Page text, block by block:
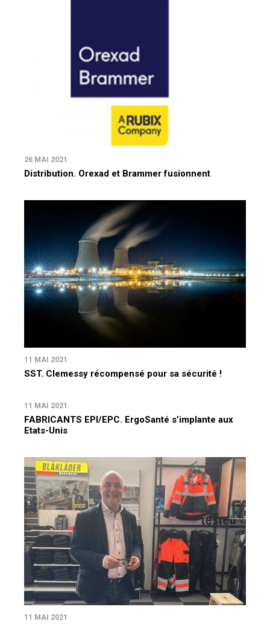
26 MAI 2021
Distribution. Orexad et Brammer fusionnent
11 MAI 2021
SST. Clemessy récompensé pour sa sécurité !
11 MAI 2021
FABRICANTS EPI/EPC. ErgoSanté s’implante aux
Etats-Unis
11 MAI 2021